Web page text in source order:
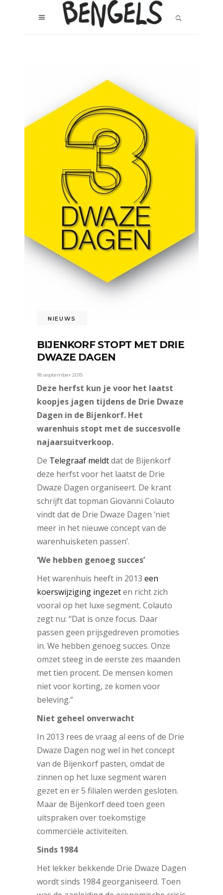
NIEUWS
BIJENKORF STOPT MET DRIE
DWAZE DAGEN
18 september 2015
Deze herfst kun je voor het laatst
koopjes jagen tijdens de Drie Dwaze
Dagen in de Bijenkorf. Het
warenhuis stopt met de succesvolle
najaarsuitverkoop.
De Telegraaf meldtdat de Bijenkorf
deze herfst voor het laatst de Drie
Dwaze Dagen organiseert. De krant
schrijft dat topman Giovanni Colauto
vindt dat de Drie Dwaze Dagen ‘niet
meer in het nieuwe concept van de
warenhuisketen passen’.
‘We hebben genoeg succes’
Het warenhuis heeft in 2013 een
koerswijziging ingezeten richt zich
vooral op het luxe segment. Colauto
zegt nu: “Dat is onze focus. Daar
passen geen prijsgedreven promoties
in. We hebben genoeg succes. Onze
omzet steeg in de eerste zes maanden
met tien procent. De mensen komen
niet voor korting, ze komen voor
beleving.”
Niet geheel onverwacht
In 2013 rees de vraag al eens of de Drie
Dwaze Dagen nog wel in het concept
van de Bijenkorf pasten, omdat de
zinnen op het luxe segment waren
gezet en er 5 filialen werden gesloten.
Maar de Bijenkorf deed toen geen
uitspraken over toekomstige
commerciële activiteiten.
Sinds 1984
Het lekker bekkende Drie Dwaze Dagen
wordt sinds 1984 georganiseerd. Toen